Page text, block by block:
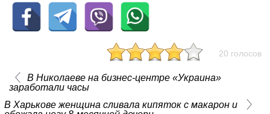
20 голосов
В Николаеве на бизнес-центре «Украина»
заработали часы
В Харькове женщина сливала кипяток с макарон и